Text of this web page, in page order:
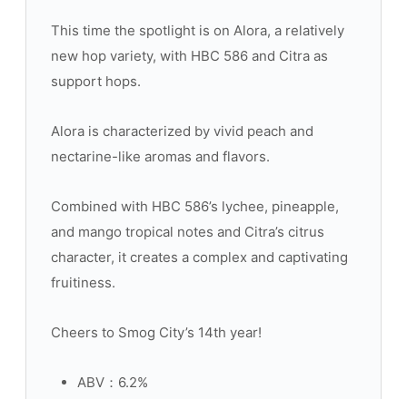
This time the spotlight is on Alora, a relatively
new hop variety, with HBC 586 and Citra as
support hops.
Alora is characterized by vivid peach and
nectarine-like aromas and flavors.
Combined with HBC 586’s lychee, pineapple,
and mango tropical notes and Citra’s citrus
character, it creates a complex and captivating
fruitiness.
Cheers to Smog City’s 14th year!
ABV：6.2%